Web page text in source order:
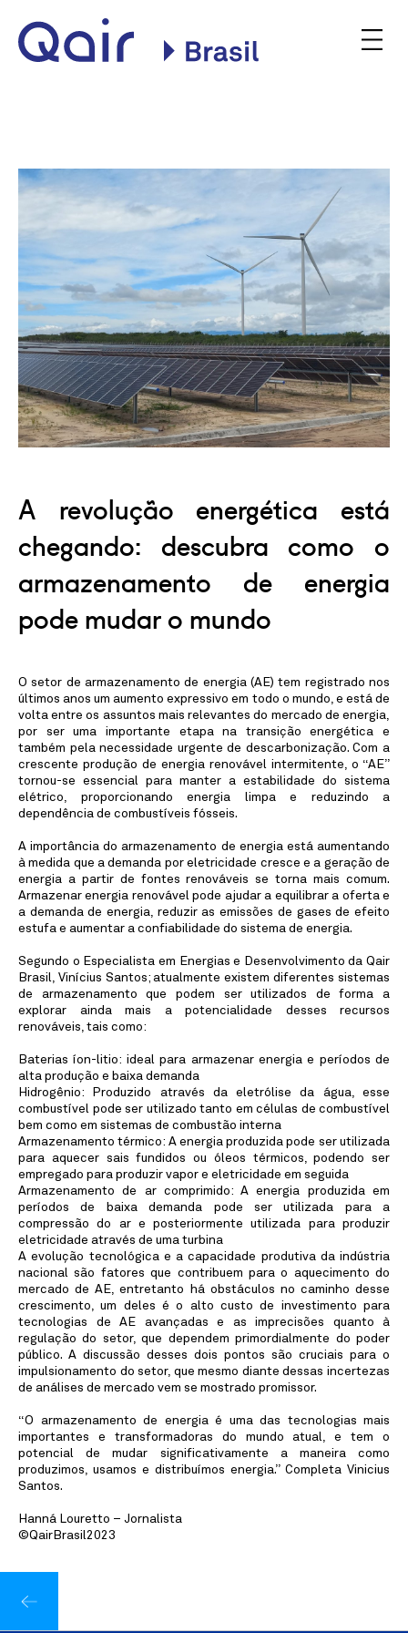
Site oficial da Qair no
Brasil
CONSULTA PÚBLICA
BLOG
NOTÍCIAS
PODQAIR
CONTATO
PT EN
Contato
Qair
Brasil
on
Linkedin
Qair
Brasil
on
Instagram
A revolução energética está
chegando: descubra como o
armazenamento de energia
pode mudar o mundo
O setor de armazenamento de energia (AE) tem registrado nos
últimos anos um aumento expressivo em todo o mundo, e está de
volta entre os assuntos mais relevantes do mercado de energia,
por ser uma importante etapa na transição energética e
também pela necessidade urgente de descarbonização. Com a
crescente produção de energia renovável intermitente, o “AE”
tornou-se essencial para manter a estabilidade do sistema
elétrico, proporcionando energia limpa e reduzindo a
dependência de combustíveis fósseis.
A importância do armazenamento de energia está aumentando
à medida que a demanda por eletricidade cresce e a geração de
energia a partir de fontes renováveis se torna mais comum.
Armazenar energia renovável pode ajudar a equilibrar a oferta e
a demanda de energia, reduzir as emissões de gases de efeito
estufa e aumentar a confiabilidade do sistema de energia.
Segundo o Especialista em Energias e Desenvolvimento da Qair
Brasil, Vinícius Santos; atualmente existem diferentes sistemas
de armazenamento que podem ser utilizados de forma a
explorar ainda mais a potencialidade desses recursos
renováveis, tais como:
Baterias íon-litio: ideal para armazenar energia e períodos de
alta produção e baixa demanda
Hidrogênio: Produzido através da eletrólise da água, esse
combustível pode ser utilizado tanto em células de combustível
bem como em sistemas de combustão interna
Armazenamento térmico: A energia produzida pode ser utilizada
para aquecer sais fundidos ou óleos térmicos, podendo ser
empregado para produzir vapor e eletricidade em seguida
Armazenamento de ar comprimido: A energia produzida em
períodos de baixa demanda pode ser utilizada para a
compressão do ar e posteriormente utilizada para produzir
eletricidade através de uma turbina
A evolução tecnológica e a capacidade produtiva da indústria
nacional são fatores que contribuem para o aquecimento do
mercado de AE, entretanto há obstáculos no caminho desse
crescimento, um deles é o alto custo de investimento para
tecnologias de AE avançadas e as imprecisões quanto à
regulação do setor, que dependem primordialmente do poder
público. A discussão desses dois pontos são cruciais para o
impulsionamento do setor, que mesmo diante dessas incertezas
de análises de mercado vem se mostrado promissor.
“O armazenamento de energia é uma das tecnologias mais
importantes e transformadoras do mundo atual, e tem o
potencial de mudar significativamente a maneira como
produzimos, usamos e distribuímos energia.” Completa Vinicius
Santos.
Hanná Louretto – Jornalista
©QairBrasil2023